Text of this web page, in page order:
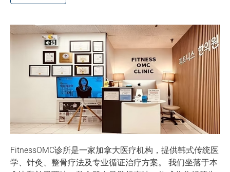
FitnessOMC诊所是一家加拿大医疗机构，提供韩式传统医
学、针灸、整骨疗法及专业循证治疗方案。 我们坐落于本